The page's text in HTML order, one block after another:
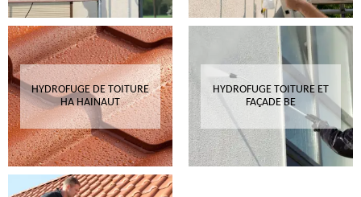
HYDROFUGE DE TOITURE
HA HAINAUT
HYDROFUGE TOITURE ET
FAÇADE BE